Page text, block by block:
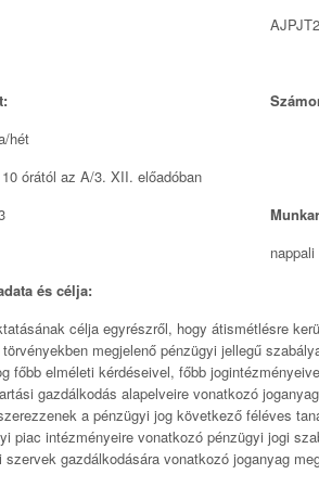
hét
órától az A/3. XII. előadóban
nappali
és célja:
célja egyrészről, hogy átismétlésre
megjelenő pénzügyi jellegű
főbb elméleti kérdéseivel, főbb
gazdálkodás alapelveire vonatkozó
a pénzügyi jog következő féléves
piac intézményeire vonatkozó pénzügyi jogi
gazdálkodására vonatkozó joganyag